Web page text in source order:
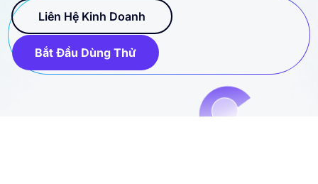
Liên Hệ Kinh Doanh
Bắt Đầu Dùng Thử